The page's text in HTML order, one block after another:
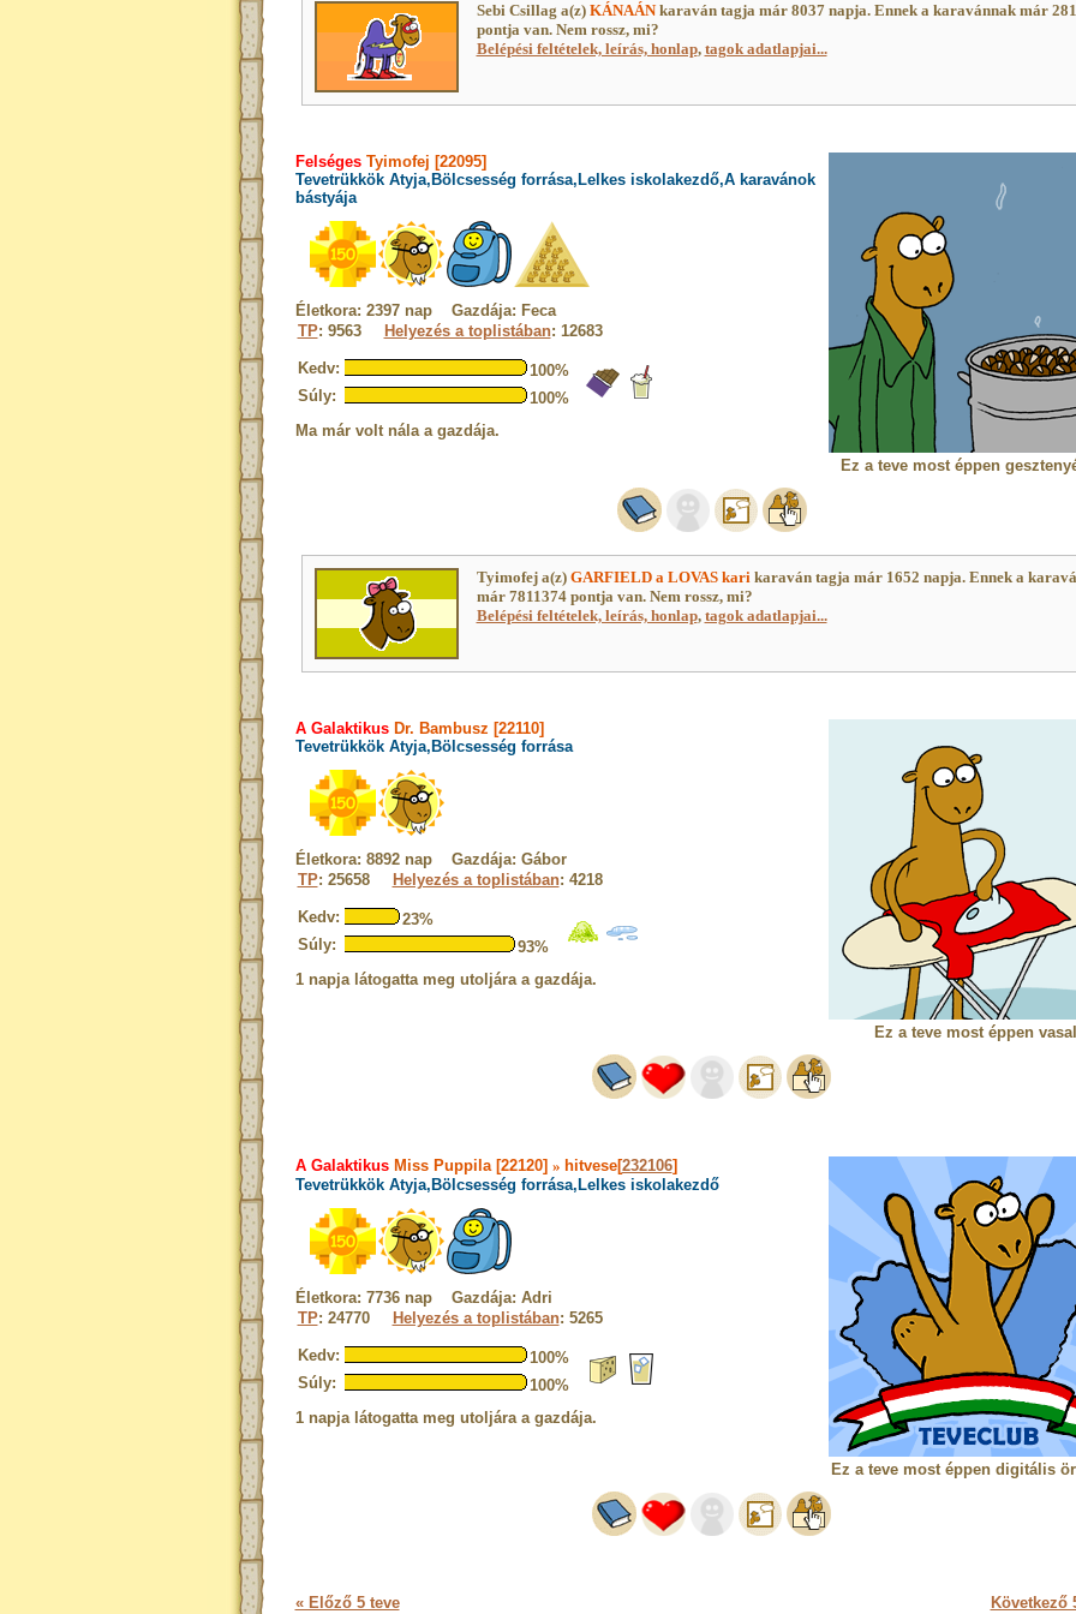
Sebi Csillag a(z) KÁNAÁNkaraván tagja már 8037 napja. Ennek a karavánnak már
pontja van. Nem rossz, mi?
Belépési feltételek, leírás, honlap, tagok adatlapjai...
FelségesTyimofej [22095]
Tevetrükkök Atyja,Bölcsesség forrása,Lelkes iskolakezdő,A karavánok
bástyája
Életkora: 2397 nap Gazdája: Feca
TP: 9563 Helyezés a toplistában: 12683
Kedv:
100%
Súly:
100%
Ma már volt nála a gazdája.
Ez a teve most éppen
Tyimofej a(z) GARFIELD a LOVAS karikaraván tagja már 1652 napja. Ennek a
már 7811374 pontja van. Nem rossz, mi?
Belépési feltételek, leírás, honlap, tagok adatlapjai...
A GalaktikusDr. Bambusz [22110]
Tevetrükkök Atyja,Bölcsesség forrása
Életkora: 8892 nap Gazdája: Gábor
TP: 25658 Helyezés a toplistában: 4218
Kedv:
23%
Súly:
93%
1 napja látogatta meg utoljára a gazdája.
Ez a teve most éppen
A GalaktikusMiss Puppila [22120] » hitvese[232106]
Tevetrükkök Atyja,Bölcsesség forrása,Lelkes iskolakezdő
Életkora: 7736 nap Gazdája: Adri
TP: 24770 Helyezés a toplistában: 5265
Kedv:
100%
Súly:
100%
1 napja látogatta meg utoljára a gazdája.
Ez a teve most éppen digitális
« Előző 5 teve Következő